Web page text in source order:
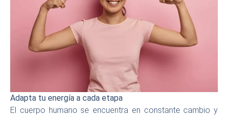
Adapta tu energía a cada etapa
El cuerpo humano se encuentra en constante cambio y